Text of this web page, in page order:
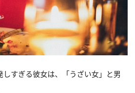
すぎる彼女は、「うざい女」と男